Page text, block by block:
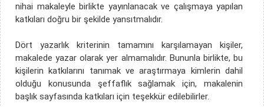
nihai makaleyle birlikte yayınlanacak ve çalışmaya yapılan
katkıları doğru bir şekilde yansıtmalıdır.
Dört yazarlık kriterinin tamamını karşılamayan kişiler,
makalede yazar olarak yer almamalıdır. Bununla birlikte, bu
kişilerin katkılarını tanımak ve araştırmaya kimlerin dahil
olduğu konusunda şeffaflık sağlamak için, makalenin
başlık sayfasında katkıları için teşekkür edilebilirler.